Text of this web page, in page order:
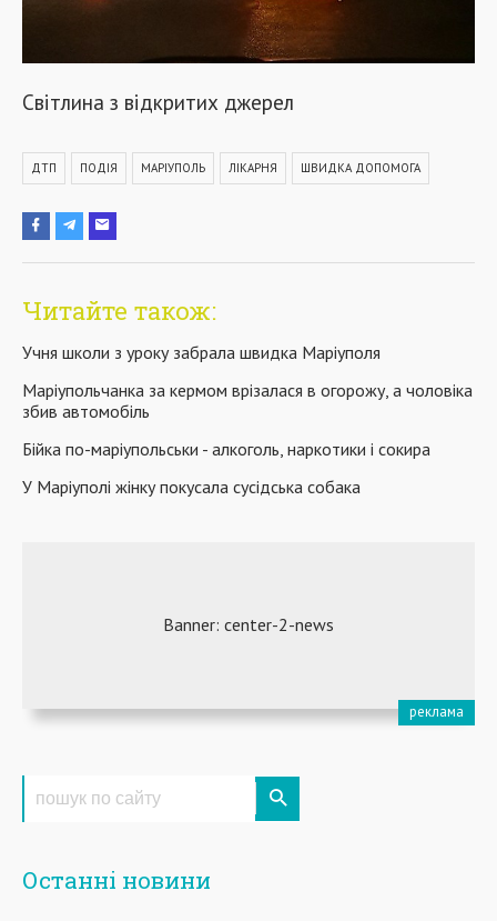
Світлина з відкритих джерел
ДТП ПОДІЯ МАРІУПОЛЬ ЛІКАРНЯ ШВИДКА ДОПОМОГА
Читайте також:
Учня школи з уроку забрала швидка Маріуполя
Маріупольчанка за кермом врізалася в огорожу, а чоловіка
збив автомобіль
Бійка по-маріупольськи - алкоголь, наркотики і сокира
У Маріуполі жінку покусала сусідська собака
Останні новини